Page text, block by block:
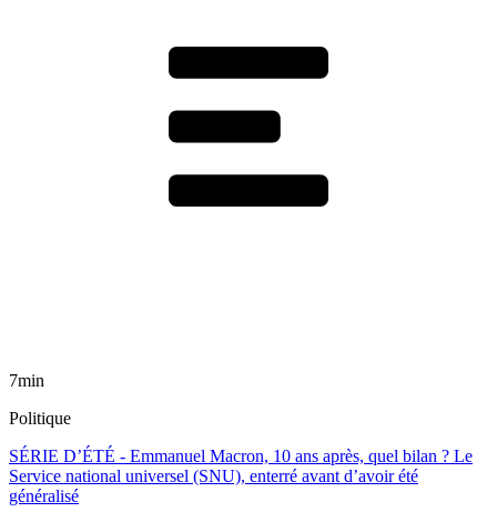
7min
Politique
SÉRIE D’ÉTÉ - Emmanuel Macron, 10 ans après, quel bilan ? Le
Service national universel (SNU), enterré avant d’avoir été
généralisé